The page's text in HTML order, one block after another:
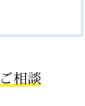
相談